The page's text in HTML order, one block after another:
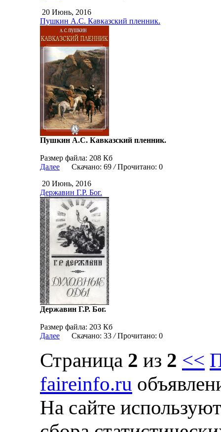
20 Июнь, 2016
Пушкин А.С. Кавказский пленник.
Пушкин А.С. Кавказский пленник.
Размер файла: 208 Кб
Далее
Скачано: 69 /Прочитано: 0
20 Июнь, 2016
Державин Г.Р. Бог.
Державин Г.Р. Бог.
Размер файла: 203 Кб
Далее
Скачано: 33 /Прочитано: 0
Страница 2 из 2 <<
faireinfo.ru
На сайте